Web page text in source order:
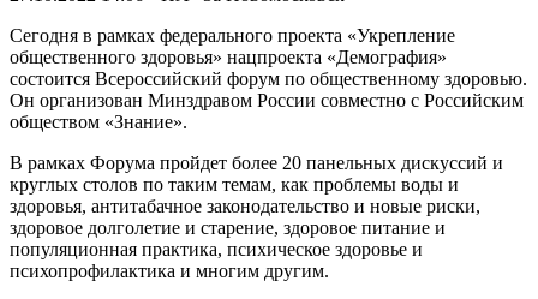
Сегодня в рамках федерального проекта «Укрепление
общественного здоровья» нацпроекта «Демография»
состоится Всероссийский форум по общественному здоровью.
Он организован Минздравом России совместно с Российским
обществом «Знание».
В рамках Форума пройдет более 20 панельных дискуссий и
круглых столов по таким темам, как проблемы воды и
здоровья, антитабачное законодательство и новые риски,
здоровое долголетие и старение, здоровое питание и
популяционная практика, психическое здоровье и
психопрофилактика и многим другим.